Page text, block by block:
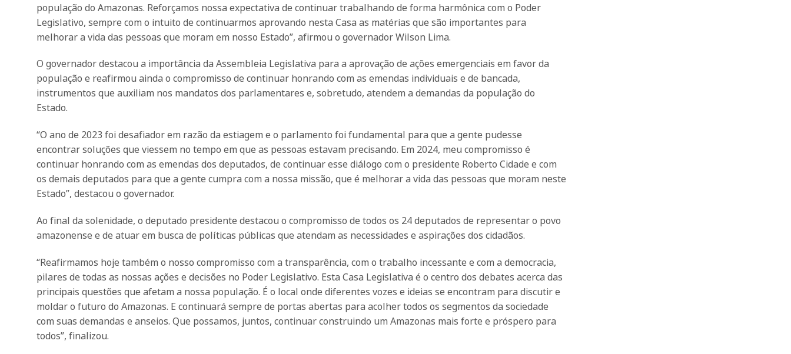
população do Amazonas. Reforçamos nossa expectativa de continuar trabalhando de forma harmônica com o Poder
Legislativo, sempre com o intuito de continuarmos aprovando nesta Casa as matérias que são importantes para
melhorar a vida das pessoas que moram em nosso Estado”, afirmou o governador Wilson Lima.
O governador destacou a importância da Assembleia Legislativa para a aprovação de ações emergenciais em favor da
população e reafirmou ainda o compromisso de continuar honrando com as emendas individuais e de bancada,
instrumentos que auxiliam nos mandatos dos parlamentares e, sobretudo, atendem a demandas da população do
Estado.
“O ano de 2023 foi desafiador em razão da estiagem e o parlamento foi fundamental para que a gente pudesse
encontrar soluções que viessem no tempo em que as pessoas estavam precisando. Em 2024, meu compromisso é
continuar honrando com as emendas dos deputados, de continuar esse diálogo com o presidente Roberto Cidade e com
os demais deputados para que a gente cumpra com a nossa missão, que é melhorar a vida das pessoas que moram neste
Estado”, destacou o governador.
Ao final da solenidade, o deputado presidente destacou o compromisso de todos os 24 deputados de representar o povo
amazonense e de atuar em busca de políticas públicas que atendam as necessidades e aspirações dos cidadãos.
“Reafirmamos hoje também o nosso compromisso com a transparência, com o trabalho incessante e com a democracia,
pilares de todas as nossas ações e decisões no Poder Legislativo. Esta Casa Legislativa é o centro dos debates acerca das
principais questões que afetam a nossa população. É o local onde diferentes vozes e ideias se encontram para discutir e
moldar o futuro do Amazonas. E continuará sempre de portas abertas para acolher todos os segmentos da sociedade
com suas demandas e anseios. Que possamos, juntos, continuar construindo um Amazonas mais forte e próspero para
todos”, finalizou.